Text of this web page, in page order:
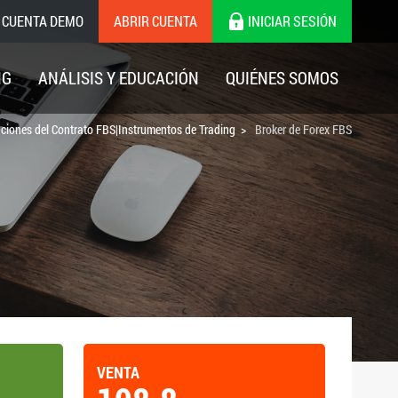
DEMO ABRIR CUENTA INICIAR SESIÓN
ANÁLISIS Y EDUCACIÓN QUIÉNES SOMOS
del Contrato FBS|Instrumentos de Trading Broker de Forex FBS
VENTA